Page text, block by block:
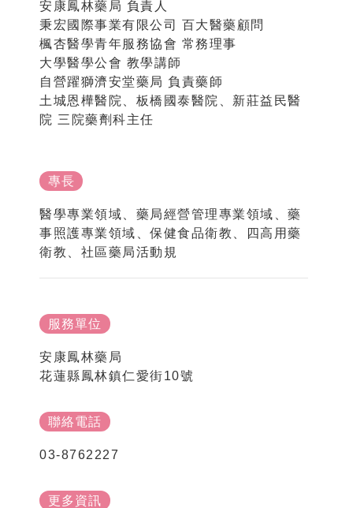
安康鳳林藥局 負責人
秉宏國際事業有限公司 百大醫藥顧問
楓杏醫學青年服務協會 常務理事
大學醫學公會 教學講師
自營躍獅濟安堂藥局 負責藥師
土城恩樺醫院、板橋國泰醫院、新莊益民醫
院 三院藥劑科主任
專長
醫學專業領域、藥局經營管理專業領域、藥
事照護專業領域、保健食品衛教、四高用藥
衛教、社區藥局活動規
服務單位
安康鳳林藥局
花蓮縣鳳林鎮仁愛街10號
聯絡電話
03-8762227
更多資訊